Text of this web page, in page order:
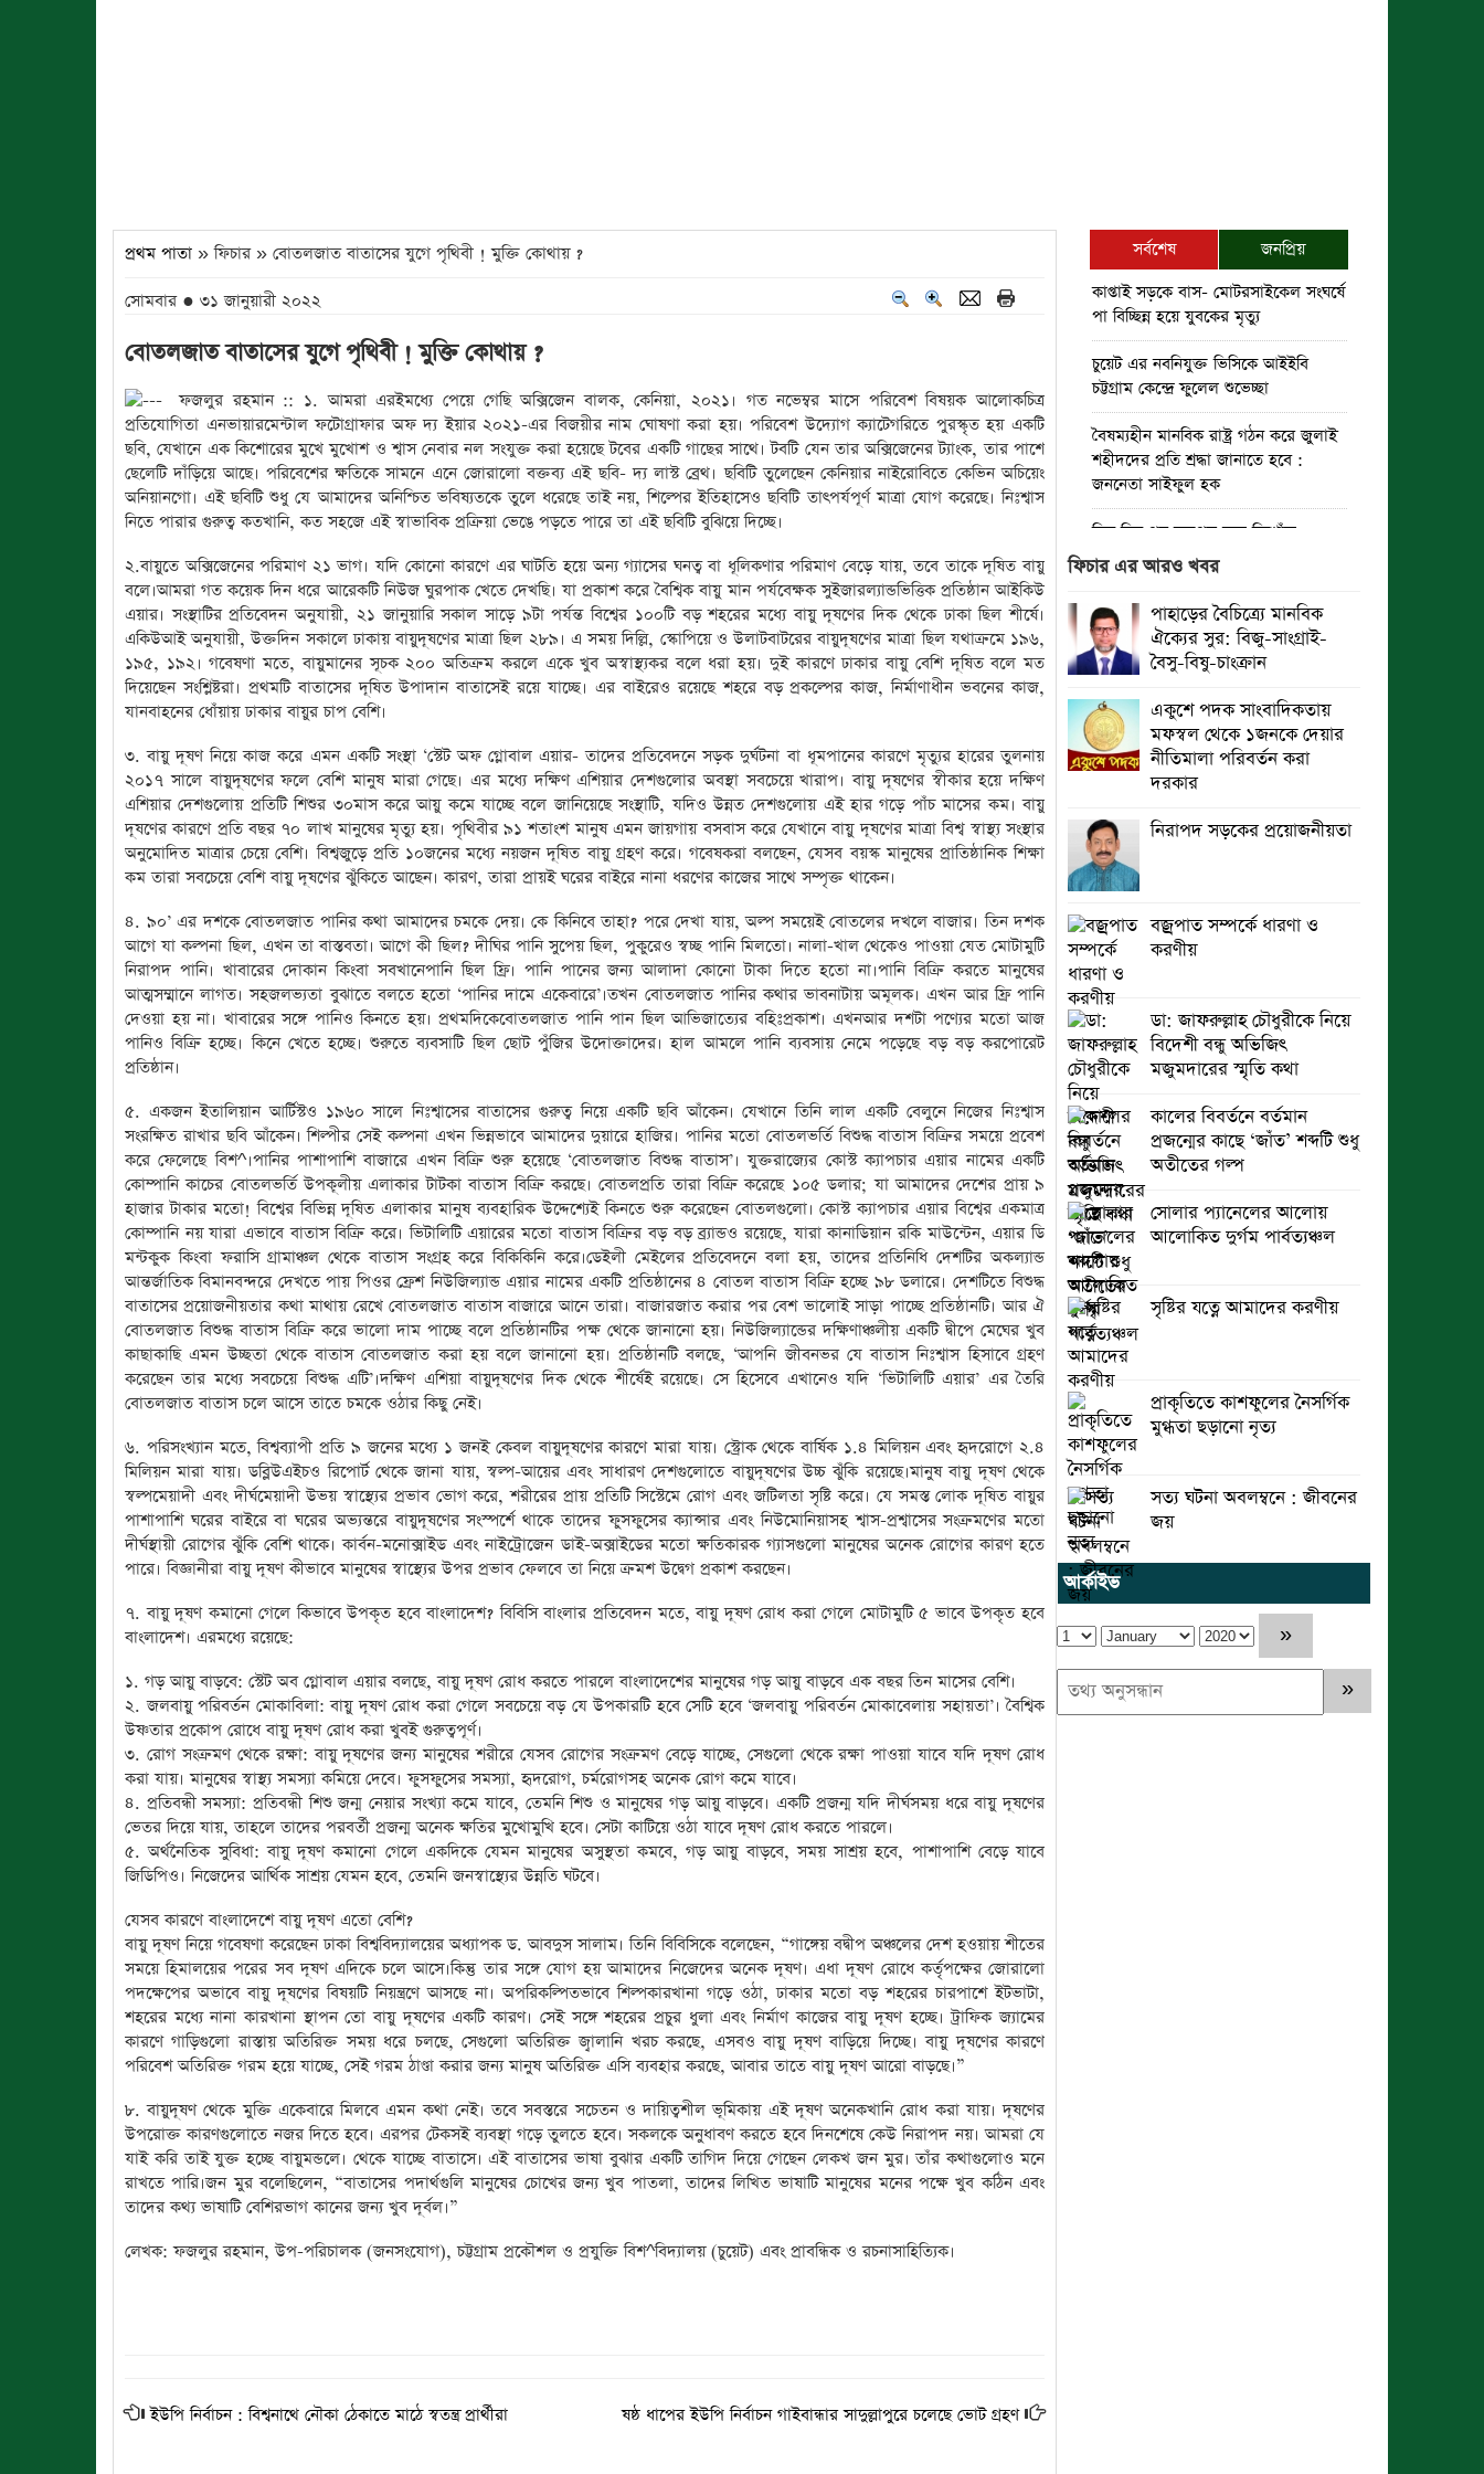
প্রথম পাতা » ফিচার » বোতলজাত বাতাসের যুগে পৃথিবী ! মুক্তি কোথায় ?
সোমবার ● ৩১ জানুয়ারী ২০২২
বোতলজাত বাতাসের যুগে পৃথিবী ! মুক্তি কোথায় ?
ফজলুর রহমান :: ১. আমরা এরইমধ্যে পেয়ে গেছি অক্সিজেন বালক, কেনিয়া, ২০২১। গত নভেম্বর মাসে পরিবেশ বিষয়ক আলোকচিত্র
প্রতিযোগিতা এনভায়ারমেন্টাল ফটোগ্রাফার অফ দ্য ইয়ার ২০২১-এর বিজয়ীর নাম ঘোষণা করা হয়। পরিবেশ উদ্যোগ ক্যাটেগরিতে পুরস্কৃত হয় একটি
ছবি, যেখানে এক কিশোরের মুখে মুখোশ ও শ্বাস নেবার নল সংযুক্ত করা হয়েছে টবের একটি গাছের সাথে। টবটি যেন তার অক্সিজেনের ট্যাংক, তার পাশে
ছেলেটি দাঁড়িয়ে আছে। পরিবেশের ক্ষতিকে সামনে এনে জোরালো বক্তব্য এই ছবি- দ্য লাস্ট ব্রেথ। ছবিটি তুলেছেন কেনিয়ার নাইরোবিতে কেভিন অচিয়েং
অনিয়ানগো। এই ছবিটি শুধু যে আমাদের অনিশ্চিত ভবিষ্যতকে তুলে ধরেছে তাই নয়, শিল্পের ইতিহাসেও ছবিটি তাৎপর্যপূর্ণ মাত্রা যোগ করেছে। নিঃশ্বাস
নিতে পারার গুরুত্ব কতখানি, কত সহজে এই স্বাভাবিক প্রক্রিয়া ভেঙে পড়তে পারে তা এই ছবিটি বুঝিয়ে দিচ্ছে।
২.বায়ুতে অক্সিজেনের পরিমাণ ২১ ভাগ। যদি কোনো কারণে এর ঘাটতি হয়ে অন্য গ্যাসের ঘনত্ব বা ধূলিকণার পরিমাণ বেড়ে যায়, তবে তাকে দূষিত বায়ু
বলে।আমরা গত কয়েক দিন ধরে আরেকটি নিউজ ঘুরপাক খেতে দেখছি। যা প্রকাশ করে বৈশ্বিক বায়ু মান পর্যবেক্ষক সুইজারল্যান্ডভিত্তিক প্রতিষ্ঠান আইকিউ
এয়ার। সংস্থাটির প্রতিবেদন অনুযায়ী, ২১ জানুয়ারি সকাল সাড়ে ৯টা পর্যন্ত বিশ্বের ১০০টি বড় শহরের মধ্যে বায়ু দূষণের দিক থেকে ঢাকা ছিল শীর্ষে।
একিউআই অনুযায়ী, উক্তদিন সকালে ঢাকায় বায়ুদূষণের মাত্রা ছিল ২৮৯। এ সময় দিল্লি, স্কোপিয়ে ও উলাটবাটরের বায়ুদূষণের মাত্রা ছিল যথাক্রমে ১৯৬,
১৯৫, ১৯২। গবেষণা মতে, বায়ুমানের সূচক ২০০ অতিক্রম করলে একে খুব অস্বাস্থ্যকর বলে ধরা হয়। দুই কারণে ঢাকার বায়ু বেশি দূষিত বলে মত
দিয়েছেন সংশ্লিষ্টরা। প্রথমটি বাতাসের দূষিত উপাদান বাতাসেই রয়ে যাচ্ছে। এর বাইরেও রয়েছে শহরে বড় প্রকল্পের কাজ, নির্মাণাধীন ভবনের কাজ,
যানবাহনের ধোঁয়ায় ঢাকার বায়ুর চাপ বেশি।
৩. বায়ু দূষণ নিয়ে কাজ করে এমন একটি সংস্থা ‘স্টেট অফ গ্লোবাল এয়ার- তাদের প্রতিবেদনে সড়ক দুর্ঘটনা বা ধূমপানের কারণে মৃত্যুর হারের তুলনায়
২০১৭ সালে বায়ুদূষণের ফলে বেশি মানুষ মারা গেছে। এর মধ্যে দক্ষিণ এশিয়ার দেশগুলোর অবস্থা সবচেয়ে খারাপ। বায়ু দূষণের স্বীকার হয়ে দক্ষিণ
এশিয়ার দেশগুলোয় প্রতিটি শিশুর ৩০মাস করে আয়ু কমে যাচ্ছে বলে জানিয়েছে সংস্থাটি, যদিও উন্নত দেশগুলোয় এই হার গড়ে পাঁচ মাসের কম। বায়ু
দূষণের কারণে প্রতি বছর ৭০ লাখ মানুষের মৃত্যু হয়। পৃথিবীর ৯১ শতাংশ মানুষ এমন জায়গায় বসবাস করে যেখানে বায়ু দূষণের মাত্রা বিশ্ব স্বাস্থ্য সংস্থার
অনুমোদিত মাত্রার চেয়ে বেশি। বিশ্বজুড়ে প্রতি ১০জনের মধ্যে নয়জন দূষিত বায়ু গ্রহণ করে। গবেষকরা বলছেন, যেসব বয়স্ক মানুষের প্রাতিষ্ঠানিক শিক্ষা
কম তারা সবচেয়ে বেশি বায়ু দূষণের ঝুঁকিতে আছেন। কারণ, তারা প্রায়ই ঘরের বাইরে নানা ধরণের কাজের সাথে সম্পৃক্ত থাকেন।
৪. ৯০’ এর দশকে বোতলজাত পানির কথা আমাদের চমকে দেয়। কে কিনিবে তাহা? পরে দেখা যায়, অল্প সময়েই বোতলের দখলে বাজার। তিন দশক
আগে যা কল্পনা ছিল, এখন তা বাস্তবতা। আগে কী ছিল? দীঘির পানি সুপেয় ছিল, পুকুরেও স্বচ্ছ পানি মিলতো। নালা-খাল থেকেও পাওয়া যেত মোটামুটি
নিরাপদ পানি। খাবারের দোকান কিংবা সবখানেপানি ছিল ফ্রি। পানি পানের জন্য আলাদা কোনো টাকা দিতে হতো না।পানি বিক্রি করতে মানুষের
আত্মসম্মানে লাগত। সহজলভ্যতা বুঝাতে বলতে হতো ‘পানির দামে একেবারে’।তখন বোতলজাত পানির কথার ভাবনাটায় অমূলক। এখন আর ফ্রি পানি
দেওয়া হয় না। খাবারের সঙ্গে পানিও কিনতে হয়। প্রথমদিকেবোতলজাত পানি পান ছিল আভিজাত্যের বহিঃপ্রকাশ। এখনআর দশটা পণ্যের মতো আজ
পানিও বিক্রি হচ্ছে। কিনে খেতে হচ্ছে। শুরুতে ব্যবসাটি ছিল ছোট পুঁজির উদোক্তাদের। হাল আমলে পানি ব্যবসায় নেমে পড়েছে বড় বড় করপোরেট
প্রতিষ্ঠান।
৫. একজন ইতালিয়ান আর্টিস্টও ১৯৬০ সালে নিঃশ্বাসের বাতাসের গুরুত্ব নিয়ে একটি ছবি আঁকেন। যেখানে তিনি লাল একটি বেলুনে নিজের নিঃশ্বাস
সংরক্ষিত রাখার ছবি আঁকেন। শিল্পীর সেই কল্পনা এখন ভিন্নভাবে আমাদের দুয়ারে হাজির। পানির মতো বোতলভর্তি বিশুদ্ধ বাতাস বিক্রির সময়ে প্রবেশ
করে ফেলেছে বিশ^।পানির পাশাপাশি বাজারে এখন বিক্রি শুরু হয়েছে ‘বোতলজাত বিশুদ্ধ বাতাস’। যুক্তরাজ্যের কোস্ট ক্যাপচার এয়ার নামের একটি
কোম্পানি কাচের বোতলভর্তি উপকূলীয় এলাকার টাটকা বাতাস বিক্রি করছে। বোতলপ্রতি তারা বিক্রি করেছে ১০৫ ডলার; যা আমাদের দেশের প্রায় ৯
হাজার টাকার মতো! বিশ্বের বিভিন্ন দূষিত এলাকার মানুষ ব্যবহারিক উদ্দেশ্যেই কিনতে শুরু করেছেন বোতলগুলো। কোস্ট ক্যাপচার এয়ার বিশ্বের একমাত্র
কোম্পানি নয় যারা এভাবে বাতাস বিক্রি করে। ভিটালিটি এয়ারের মতো বাতাস বিক্রির বড় বড় ব্র্যান্ডও রয়েছে, যারা কানাডিয়ান রকি মাউন্টেন, এয়ার ডি
মন্টকুক কিংবা ফরাসি গ্রামাঞ্চল থেকে বাতাস সংগ্রহ করে বিকিকিনি করে।ডেইলী মেইলের প্রতিবেদনে বলা হয়, তাদের প্রতিনিধি দেশটির অকল্যান্ড
আন্তর্জাতিক বিমানবন্দরে দেখতে পায় পিওর ফ্রেশ নিউজিল্যান্ড এয়ার নামের একটি প্রতিষ্ঠানের ৪ বোতল বাতাস বিক্রি হচ্ছে ৯৮ ডলারে। দেশটিতে বিশুদ্ধ
বাতাসের প্রয়োজনীয়তার কথা মাথায় রেখে বোতলজাত বাতাস বাজারে আনে তারা। বাজারজাত করার পর বেশ ভালোই সাড়া পাচ্ছে প্রতিষ্ঠানটি। আর ঐ
বোতলজাত বিশুদ্ধ বাতাস বিক্রি করে ভালো দাম পাচ্ছে বলে প্রতিষ্ঠানটির পক্ষ থেকে জানানো হয়। নিউজিল্যান্ডের দক্ষিণাঞ্চলীয় একটি দ্বীপে মেঘের খুব
কাছাকাছি এমন উচ্ছতা থেকে বাতাস বোতলজাত করা হয় বলে জানানো হয়। প্রতিষ্ঠানটি বলছে, ‘আপনি জীবনভর যে বাতাস নিঃশ্বাস হিসাবে গ্রহণ
করেছেন তার মধ্যে সবচেয়ে বিশুদ্ধ এটি’।দক্ষিণ এশিয়া বায়ুদূষণের দিক থেকে শীর্ষেই রয়েছে। সে হিসেবে এখানেও যদি ‘ভিটালিটি এয়ার’ এর তৈরি
বোতলজাত বাতাস চলে আসে তাতে চমকে ওঠার কিছু নেই।
৬. পরিসংখ্যান মতে, বিশ্বব্যাপী প্রতি ৯ জনের মধ্যে ১ জনই কেবল বায়ুদূষণের কারণে মারা যায়। স্ট্রোক থেকে বার্ষিক ১.৪ মিলিয়ন এবং হৃদরোগে ২.৪
মিলিয়ন মারা যায়। ডব্লিউএইচও রিপোর্ট থেকে জানা যায়, স্বল্প-আয়ের এবং সাধারণ দেশগুলোতে বায়ুদূষণের উচ্চ ঝুঁকি রয়েছে।মানুষ বায়ু দূষণ থেকে
স্বল্পমেয়াদী এবং দীর্ঘমেয়াদী উভয় স্বাস্থ্যের প্রভাব ভোগ করে, শরীরের প্রায় প্রতিটি সিস্টেমে রোগ এবং জটিলতা সৃষ্টি করে। যে সমস্ত লোক দূষিত বায়ুর
পাশাপাশি ঘরের বাইরে বা ঘরের অভ্যন্তরে বায়ুদূষণের সংস্পর্শে থাকে তাদের ফুসফুসের ক্যান্সার এবং নিউমোনিয়াসহ শ্বাস-প্রশ্বাসের সংক্রমণের মতো
দীর্ঘস্থায়ী রোগের ঝুঁকি বেশি থাকে। কার্বন-মনোক্সাইড এবং নাইট্রোজেন ডাই-অক্সাইডের মতো ক্ষতিকারক গ্যাসগুলো মানুষের অনেক রোগের কারণ হতে
পারে। বিজ্ঞানীরা বায়ু দূষণ কীভাবে মানুষের স্বাস্থ্যের উপর প্রভাব ফেলবে তা নিয়ে ক্রমশ উদ্বেগ প্রকাশ করছেন।
৭. বায়ু দূষণ কমানো গেলে কিভাবে উপকৃত হবে বাংলাদেশ? বিবিসি বাংলার প্রতিবেদন মতে, বায়ু দূষণ রোধ করা গেলে মোটামুটি ৫ ভাবে উপকৃত হবে
বাংলাদেশ। এরমধ্যে রয়েছে:
১. গড় আয়ু বাড়বে: স্টেট অব গ্লোবাল এয়ার বলছে, বায়ু দূষণ রোধ করতে পারলে বাংলাদেশের মানুষের গড় আয়ু বাড়বে এক বছর তিন মাসের বেশি।
২. জলবায়ু পরিবর্তন মোকাবিলা: বায়ু দূষণ রোধ করা গেলে সবচেয়ে বড় যে উপকারটি হবে সেটি হবে ‘জলবায়ু পরিবর্তন মোকাবেলায় সহায়তা’। বৈশ্বিক
উষ্ণতার প্রকোপ রোধে বায়ু দূষণ রোধ করা খুবই গুরুত্বপূর্ণ।
৩. রোগ সংক্রমণ থেকে রক্ষা: বায়ু দূষণের জন্য মানুষের শরীরে যেসব রোগের সংক্রমণ বেড়ে যাচ্ছে, সেগুলো থেকে রক্ষা পাওয়া যাবে যদি দূষণ রোধ
করা যায়। মানুষের স্বাস্থ্য সমস্যা কমিয়ে দেবে। ফুসফুসের সমস্যা, হৃদরোগ, চর্মরোগসহ অনেক রোগ কমে যাবে।
৪. প্রতিবন্ধী সমস্যা: প্রতিবন্ধী শিশু জন্ম নেয়ার সংখ্যা কমে যাবে, তেমনি শিশু ও মানুষের গড় আয়ু বাড়বে। একটি প্রজন্ম যদি দীর্ঘসময় ধরে বায়ু দূষণের
ভেতর দিয়ে যায়, তাহলে তাদের পরবর্তী প্রজন্ম অনেক ক্ষতির মুখোমুখি হবে। সেটা কাটিয়ে ওঠা যাবে দূষণ রোধ করতে পারলে।
৫. অর্থনৈতিক সুবিধা: বায়ু দূষণ কমানো গেলে একদিকে যেমন মানুষের অসুস্থতা কমবে, গড় আয়ু বাড়বে, সময় সাশ্রয় হবে, পাশাপাশি বেড়ে যাবে
জিডিপিও। নিজেদের আর্থিক সাশ্রয় যেমন হবে, তেমনি জনস্বাস্থ্যের উন্নতি ঘটবে।
যেসব কারণে বাংলাদেশে বায়ু দূষণ এতো বেশি?
বায়ু দূষণ নিয়ে গবেষণা করেছেন ঢাকা বিশ্ববিদ্যালয়ের অধ্যাপক ড. আবদুস সালাম। তিনি বিবিসিকে বলেছেন, “গাঙ্গেয় বদ্বীপ অঞ্চলের দেশ হওয়ায় শীতের
সময়ে হিমালয়ের পরের সব দূষণ এদিকে চলে আসে।কিন্তু তার সঙ্গে যোগ হয় আমাদের নিজেদের অনেক দূষণ। এধা দূষণ রোধে কর্তৃপক্ষের জোরালো
পদক্ষেপের অভাবে বায়ু দূষণের বিষয়টি নিয়ন্ত্রণে আসছে না। অপরিকল্পিতভাবে শিল্পকারখানা গড়ে ওঠা, ঢাকার মতো বড় শহরের চারপাশে ইটভাটা,
শহরের মধ্যে নানা কারখানা স্থাপন তো বায়ু দূষণের একটি কারণ। সেই সঙ্গে শহরের প্রচুর ধুলা এবং নির্মাণ কাজের বায়ু দূষণ হচ্ছে। ট্রাফিক জ্যামের
কারণে গাড়িগুলো রাস্তায় অতিরিক্ত সময় ধরে চলছে, সেগুলো অতিরিক্ত জ্বালানি খরচ করছে, এসবও বায়ু দূষণ বাড়িয়ে দিচ্ছে। বায়ু দূষণের কারণে
পরিবেশ অতিরিক্ত গরম হয়ে যাচ্ছে, সেই গরম ঠাণ্ডা করার জন্য মানুষ অতিরিক্ত এসি ব্যবহার করছে, আবার তাতে বায়ু দূষণ আরো বাড়ছে।”
৮. বায়ুদূষণ থেকে মুক্তি একেবারে মিলবে এমন কথা নেই। তবে সবস্তরে সচেতন ও দায়িত্বশীল ভূমিকায় এই দূষণ অনেকখানি রোধ করা যায়। দূষণের
উপরোক্ত কারণগুলোতে নজর দিতে হবে। এরপর টেকসই ব্যবস্থা গড়ে তুলতে হবে। সকলকে অনুধাবণ করতে হবে দিনশেষে কেউ নিরাপদ নয়। আমরা যে
যাই করি তাই যুক্ত হচ্ছে বায়ুমন্ডলে। থেকে যাচ্ছে বাতাসে। এই বাতাসের ভাষা বুঝার একটি তাগিদ দিয়ে গেছেন লেকখ জন মুর। তাঁর কথাগুলোও মনে
রাখতে পারি।জন মুর বলেছিলেন, “বাতাসের পদার্থগুলি মানুষের চোখের জন্য খুব পাতলা, তাদের লিখিত ভাষাটি মানুষের মনের পক্ষে খুব কঠিন এবং
তাদের কথ্য ভাষাটি বেশিরভাগ কানের জন্য খুব দূর্বল।”
লেখক: ফজলুর রহমান, উপ-পরিচালক (জনসংযোগ), চট্টগ্রাম প্রকৌশল ও প্রযুক্তি বিশ^বিদ্যালয় (চুয়েট) এবং প্রাবন্ধিক ও রচনাসাহিত্যিক।
ইউপি নির্বাচন : বিশ্বনাথে নৌকা ঠেকাতে মাঠে স্বতন্ত্র প্রার্থীরা ষষ্ঠ ধাপের ইউপি নির্বাচন গাইবান্ধার সাদুল্লাপুরে চলেছে ভোট গ্রহণ
সর্বশেষ
জনপ্রিয়
কাপ্তাই সড়কে বাস- মোটরসাইকেল সংঘর্ষে
পা বিচ্ছিন্ন হয়ে যুবকের মৃত্যু
চুয়েট এর নবনিযুক্ত ভিসিকে আইইবি
চট্টগ্রাম কেন্দ্রে ফুলেল শুভেচ্ছা
বৈষম্যহীন মানবিক রাষ্ট্র গঠন করে জুলাই
শহীদদের প্রতি শ্রদ্ধা জানাতে হবে :
জননেতা সাইফুল হক
তিন দিন পর ব্রহ্মপুত্র নদে নিখোঁজ
সাইফুলের মরদেহ গফরগাঁও থেকে উদ্ধার
ব্রহ্মপুত্র নদে নিখোঁজ কৃষকের সন্ধান
মেলেনি
রাঙ্গুনিয়ায় জুলাই গণঅভ্যুত্থান দিবস
পালিত
পার্বতীপুরে জুলাই গণঅভ্যুত্থান দিবস
পালন
আত্রাইয়ে যথাযোগ্য মর্যাদায় ‘জুলাই
গণঅভ্যুত্থান দিবস’ পালিত
ঝালকাঠিতে জুলাই গণঅভ্যুত্থান দিবস
পালিত
রাবিপ্রবি’তে ‘জুলাই গণঅভ্যুত্থান
দিবস-২০২৬’ উদযাপিত
ফিচার এর আরও খবর
পাহাড়ের বৈচিত্র্যে মানবিক
ঐক্যের সুর: বিজু-সাংগ্রাই-
বৈসু-বিষু-চাংক্রান
একুশে পদক সাংবাদিকতায়
মফস্বল থেকে ১জনকে দেয়ার
নীতিমালা পরিবর্তন করা
দরকার
নিরাপদ সড়কের প্রয়োজনীয়তা
বজ্রপাত সম্পর্কে ধারণা ও
করণীয়
ডা: জাফরুল্লাহ চৌধুরীকে নিয়ে
বিদেশী বন্ধু অভিজিৎ
মজুমদারের স্মৃতি কথা
কালের বিবর্তনে বর্তমান
প্রজন্মের কাছে ‘জাঁত’ শব্দটি শুধু
অতীতের গল্প
সোলার প্যানেলের আলোয়
আলোকিত দুর্গম পার্বত্যঞ্চল
সৃষ্টির যত্নে আমাদের করণীয়
প্রাকৃতিতে কাশফুলের নৈসর্গিক
মুগ্ধতা ছড়ানো নৃত্য
সত্য ঘটনা অবলম্বনে : জীবনের
জয়
আর্কাইভ